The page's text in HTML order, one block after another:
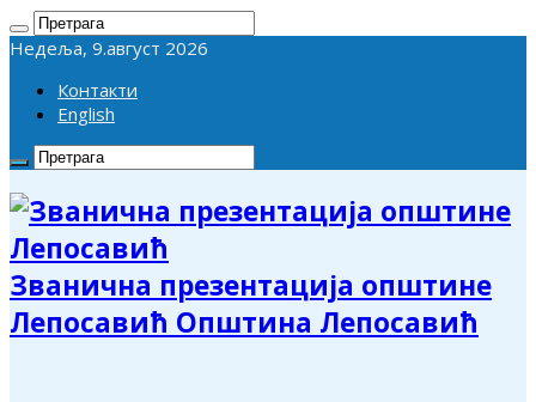
Недеља, 9.август 2026
Контакти
English
Званична презентација општине
Лепосавић Општина Лепосавић